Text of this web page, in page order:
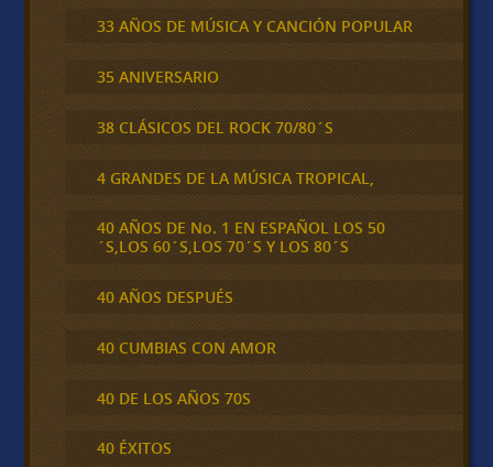
33 AÑOS DE MÚSICA Y CANCIÓN POPULAR
35 ANIVERSARIO
38 CLÁSICOS DEL ROCK 70/80´S
4 GRANDES DE LA MÚSICA TROPICAL,
40 AÑOS DE No. 1 EN ESPAÑOL LOS 50
´S,LOS 60´S,LOS 70´S Y LOS 80´S
40 AÑOS DESPUÉS
40 CUMBIAS CON AMOR
40 DE LOS AÑOS 70S
40 ÉXITOS